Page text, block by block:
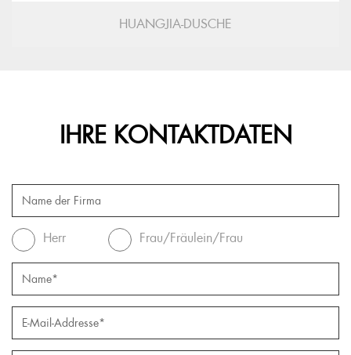
HUANGJIA-DUSCHE
IHRE KONTAKTDATEN
Herr Frau/Fräulein/Frau